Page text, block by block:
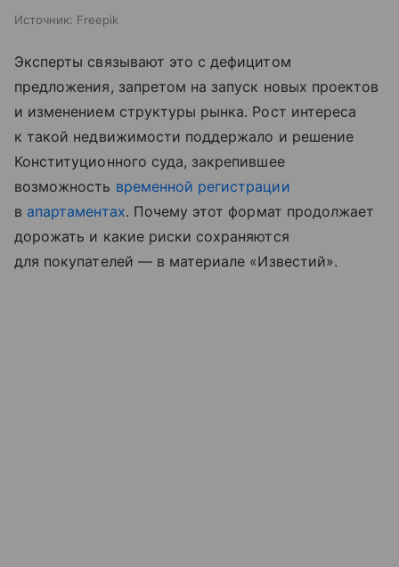
Источник: Freepik
Эксперты связывают это с дефицитом
предложения, запретом на запуск новых проектов
и изменением структуры рынка. Рост интереса
к такой недвижимости поддержало и решение
Конституционного суда, закрепившее
возможность временной регистрации
в апартаментах. Почему этот формат продолжает
дорожать и какие риски сохраняются
для покупателей — в материале «Известий».